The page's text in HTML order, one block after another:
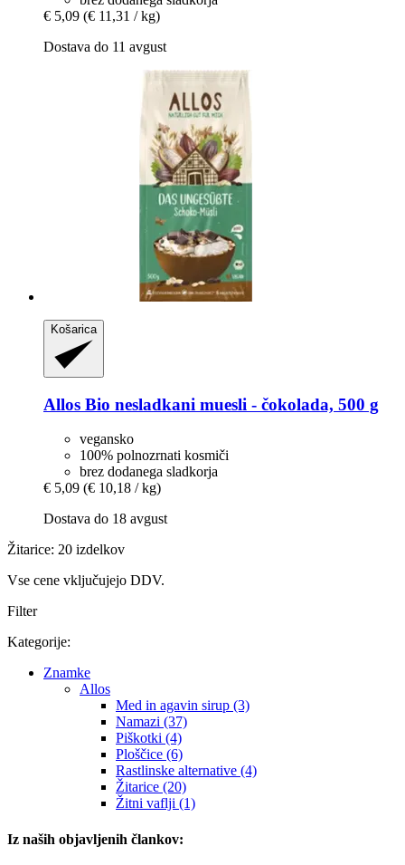
€ 5,09 (€ 11,31 / kg)
Dostava do 11 avgust
Košarica
Allos Bio nesladkani muesli -​ čokolada, 500 g
vegansko
100% polnozrnati kosmiči
brez dodanega sladkorja
€ 5,09 (€ 10,18 / kg)
Dostava do 18 avgust
Žitarice: 20 izdelkov
Vse cene vključujejo DDV.
Filter
Kategorije:
Znamke
Allos
Med in agavin sirup (3)
Namazi (37)
Piškotki (4)
Ploščice (6)
Rastlinske alternative (4)
Žitarice (20)
Žitni vaflji (1)
Iz naših objavljenih člankov: